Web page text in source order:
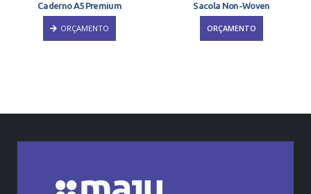
Caderno A5 Premium
ORÇAMENTO
Sacola Non-Woven
ORÇAMENTO